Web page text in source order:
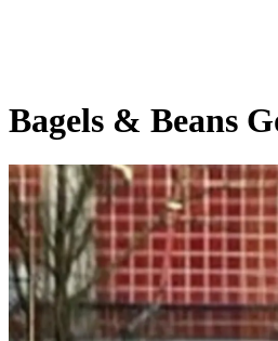
Bagels & Beans